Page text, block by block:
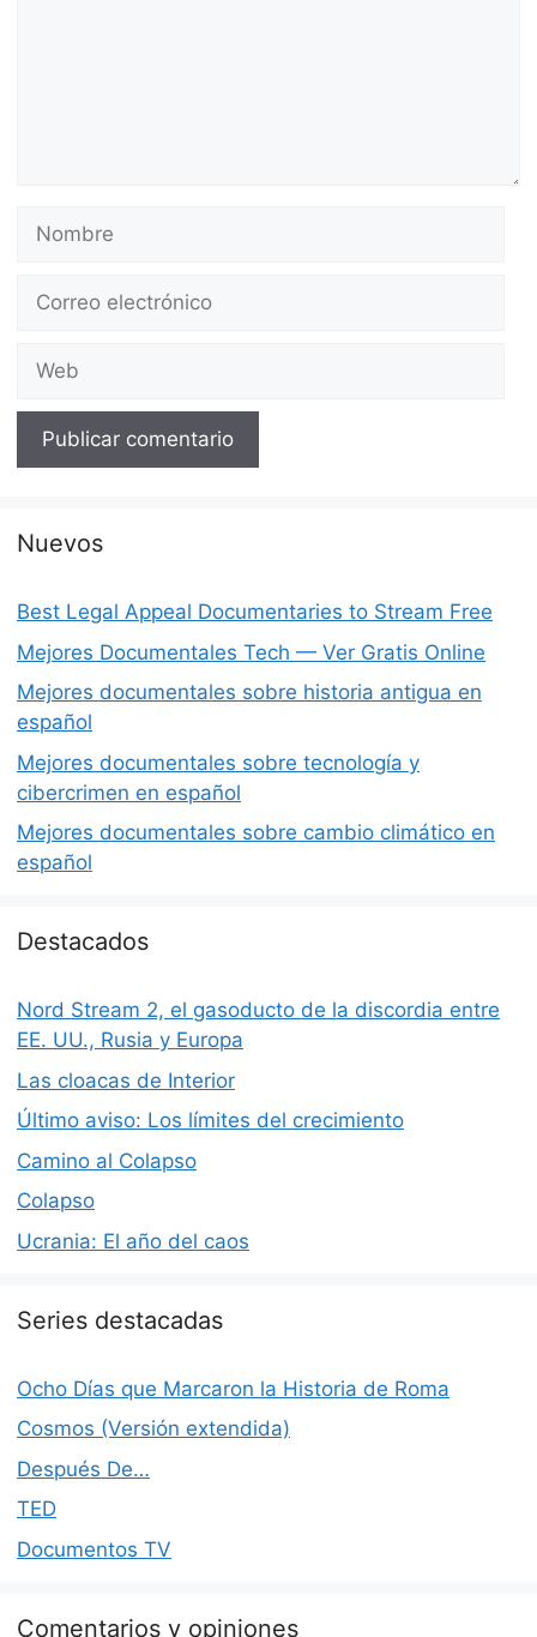
Nombre
Correo
Web
Nuevos
Best Legal Appeal Documentaries to Stream Free
Mejores Documentales Tech — Ver Gratis Online
Mejores documentales sobre historia antigua en
español
Mejores documentales sobre tecnología y
cibercrimen en español
Mejores documentales sobre cambio climático en
español
Destacados
Nord Stream 2, el gasoducto de la discordia entre
EE. UU., Rusia y Europa
Las cloacas de Interior
Último aviso: Los límites del crecimiento
Camino al Colapso
Colapso
Ucrania: El año del caos
Series destacadas
Ocho Días que Marcaron la Historia de Roma
Cosmos (Versión extendida)
Después De…
TED
Documentos TV
Comentarios y opiniones